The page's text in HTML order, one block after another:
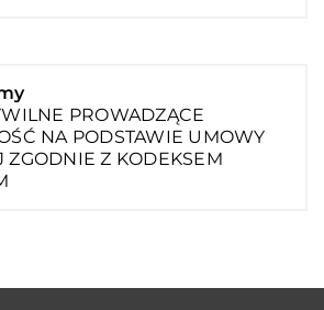
PROWADZĄCE
NA PODSTAWIE UMOWY
ZGODNIE Z KODEKSEM